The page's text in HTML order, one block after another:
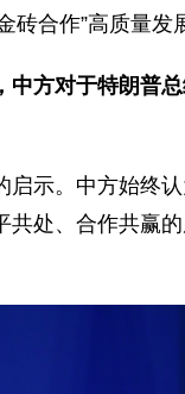
合作”高质量发
方对于特朗普
示。中方始终
处、合作共赢